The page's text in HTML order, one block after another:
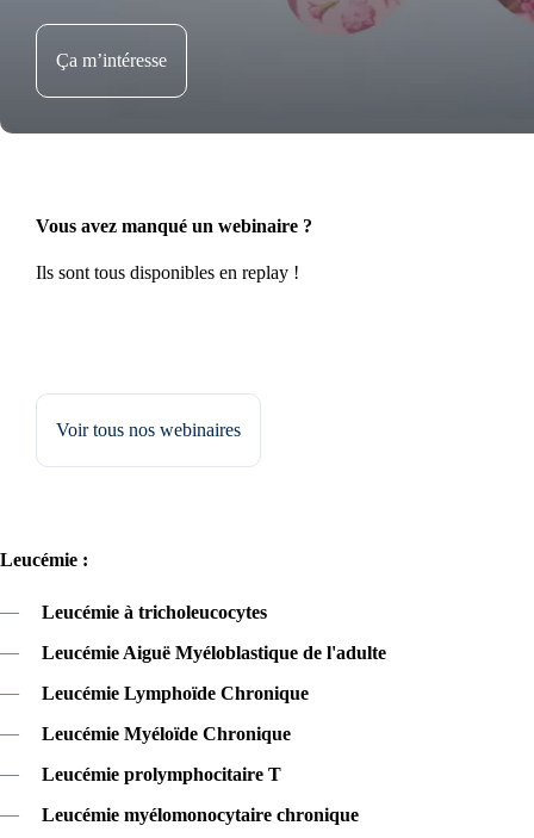
Ça m’intéresse
Vous avez manqué un webinaire ?
Ils sont tous disponibles en replay !
Voir tous nos webinaires
Leucémie :
—
Leucémie à tricholeucocytes
—
Leucémie Aiguë Myéloblastique de l'adulte
—
Leucémie Lymphoïde Chronique
—
Leucémie Myéloïde Chronique
—
Leucémie prolymphocitaire T
—
Leucémie myélomonocytaire chronique